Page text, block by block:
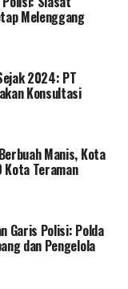
UNG Desa
strategis kader
masyarakat
hamil dan
ingin
di tengah situasi
secara efektif
Melenggang
2024: PT
Konsultasi
Manis, Kota
Teraman
Garis Polisi: Polda
dan Pengelola